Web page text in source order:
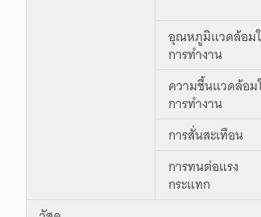
อุณหภูมิแวดล้อม
การทำงาน
ความชื้นแวดล้อม
การทำงาน
การสั่นสะเทือน
การทนต่อแรง
กระแทก